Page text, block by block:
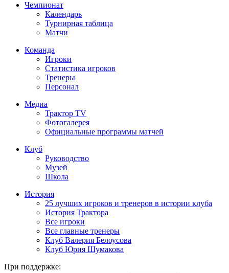
Чемпионат
Календарь
Турнирная таблица
Матчи
Команда
Игроки
Статистика игроков
Тренеры
Персонал
Медиа
Трактор TV
Фотогалерея
Официальные программы матчей
Клуб
Руководство
Музей
Школа
История
25 лучших игроков и тренеров в истории клуба
История Трактора
Все игроки
Все главные тренеры
Клуб Валерия Белоусова
Клуб Юрия Шумакова
При поддержке: